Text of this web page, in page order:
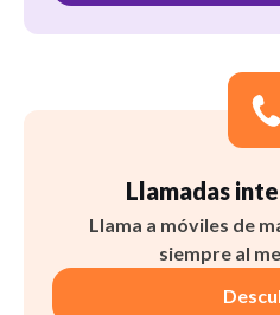
Llamadas
Llama a móviles de
siempre al